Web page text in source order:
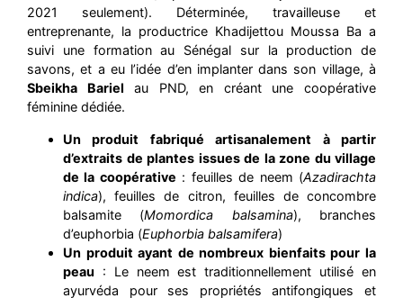
2021 seulement). Déterminée, travailleuse et
entreprenante, la productrice Khadijettou Moussa Ba a
suivi une formation au Sénégal sur la production de
savons, et a eu l’idée d’en implanter dans son village, à
Sbeikha Bariel au PND, en créant une coopérative
féminine dédiée.
Un produit fabriqué artisanalement à partir
d’extraits de plantes issues de la zone du village
de la coopérative : feuilles de neem (Azadirachta
indica), feuilles de citron, feuilles de concombre
balsamite (Momordica balsamina), branches
d’euphorbia (Euphorbia balsamifera)
Un produit ayant de nombreux bienfaits pour la
peau : Le neem est traditionnellement utilisé en
ayurvéda pour ses propriétés antifongiques et